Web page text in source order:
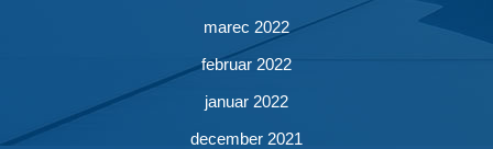
marec 2022
februar 2022
januar 2022
december 2021